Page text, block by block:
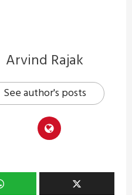
Arvind Rajak
See author's posts